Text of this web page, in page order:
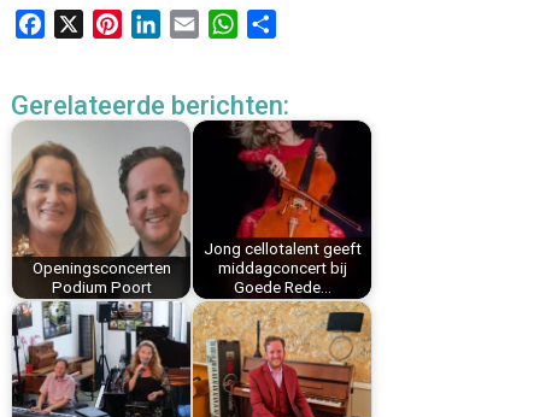
e
b
o
k
t
r
e
s
t
k
d
I
n
i
W
t
s
A
p
e
n
Gerelateerde berichten:
Openingsconcerten
Podium Poort
Jong cellotalent geeft
middagconcert bij
Goede Rede…